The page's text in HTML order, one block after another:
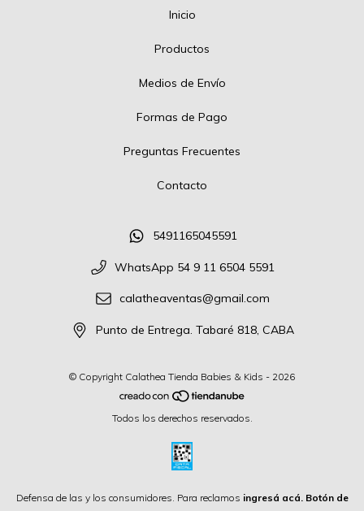
Inicio
Productos
Medios de Envío
Formas de Pago
Preguntas Frecuentes
Contacto
5491165045591
WhatsApp 54 9 11 6504 5591
calatheaventas@gmail.com
Punto de Entrega. Tabaré 818, CABA
© Copyright Calathea Tienda Babies & Kids - 2026
Todos los derechos reservados.
Defensa de las y los consumidores. Para reclamos ingresá acá. Botón de